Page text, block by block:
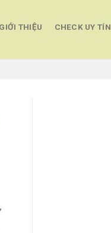
GIỚI THIỆU CHECK UY TÍN